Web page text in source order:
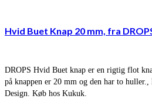
Hvid Buet Knap 20 mm, fra
DROPS Hvid Buet knap er en rigtig flot
på knappen er 20 mm og den har to
Design. Køb hos Kukuk.